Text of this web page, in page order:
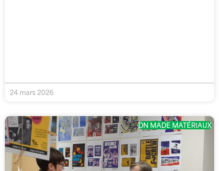
24 mars 2026
DN MADE MATÉRIAUX